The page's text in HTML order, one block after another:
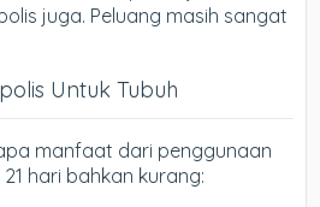
juga. Peluang masih sangat
Untuk Tubuh
manfaat dari penggunaan
hari bahkan kurang: